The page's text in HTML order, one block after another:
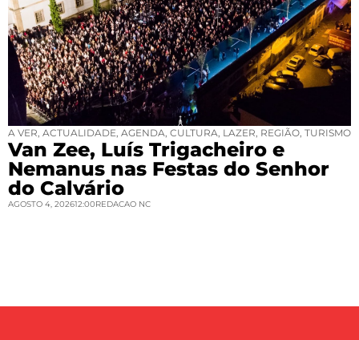
A VER, ACTUALIDADE, AGENDA, CULTURA, LAZER, REGIÃO, TURISMO
Van Zee, Luís Trigacheiro e
Nemanus nas Festas do Senhor
do Calvário
AGOSTO 4, 202612:00REDACAO NC